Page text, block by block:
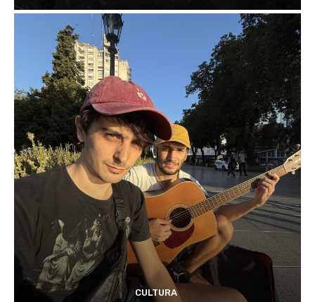
CULTURA